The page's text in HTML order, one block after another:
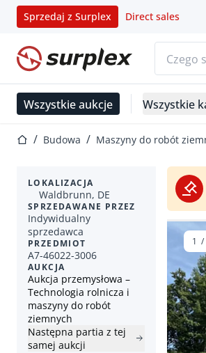
Sprzedaj z Surplex Direct sales
Strona główna
Wszystkie aukcje Wszystkie
Strona główna
Budowa Maszyny do robót
LOKALIZACJA
Waldbrunn, DE
SPRZEDAWANE PRZEZ
Indywidualny
sprzedawca
PRZEDMIOT
A7-46022-3006
AUKCJA
Aukcja przemysłowa –
Technologia rolnicza i
maszyny do robót
ziemnych
Następna partia z tej
samej aukcji
1 /